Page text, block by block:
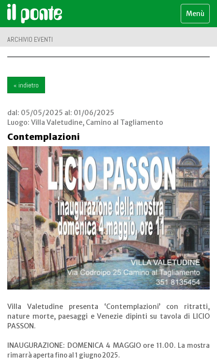
Menù
ARCHIVIO EVENTI
« indietro
dal: 05/05/2025 al: 01/06/2025
Luogo: Villa Valetudine, Camino al Tagliamento
Contemplazioni
Villa Valetudine presenta ‘Contemplazioni’ con ritratti,
nature morte, paesaggi e Venezie dipinti su tavola di LICIO
PASSON.
INAUGURAZIONE: DOMENICA 4 MAGGIO ore 11.00. La mostra
rimarrà aperta fino al 1 giugno 2025.